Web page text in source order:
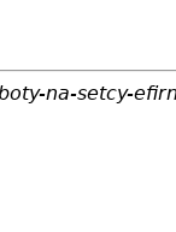
na-setcy-